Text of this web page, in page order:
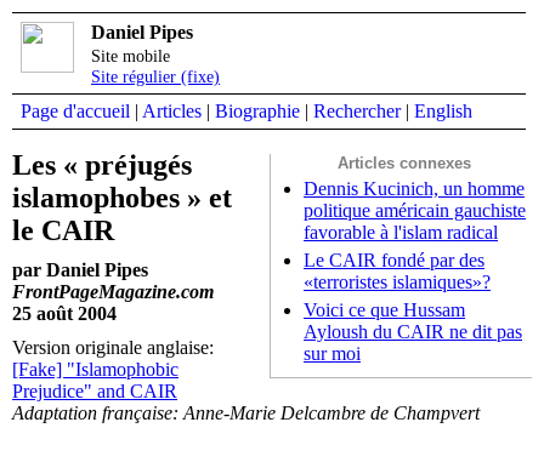
Daniel Pipes
Site mobile
Site régulier (fixe)
Page d'accueil | Articles | Biographie | Rechercher| English
Articles connexes
Dennis Kucinich, un homme
politique américain gauchiste
favorable à l'islam radical
Le CAIR fondé par des
«terroristes islamiques»?
Voici ce que Hussam
Ayloush du CAIR ne dit pas
sur moi
Les « préjugés
islamophobes » et
le CAIR
par Daniel Pipes
FrontPageMagazine.com
25 août 2004
Version originale anglaise:
[Fake] "Islamophobic
Prejudice" and CAIR
Adaptation française: Anne-Marie Delcambre de Champvert